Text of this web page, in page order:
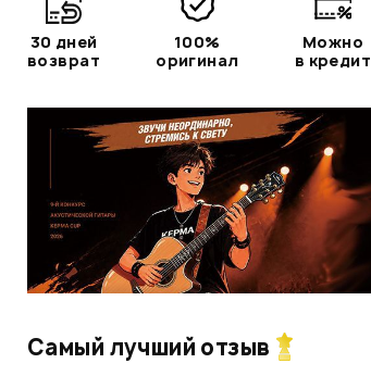
30 дней
возврат
100%
оригинал
Можно
в кредит
Самый лучший отзыв